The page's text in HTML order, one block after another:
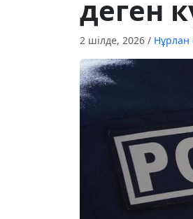
деген
2 шілде, 2026 / Нұрлан